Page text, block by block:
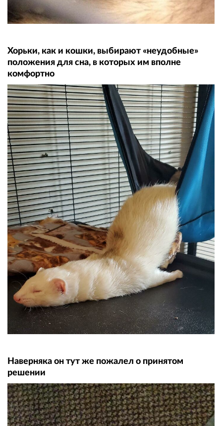
Хорьки, как и кошки, выбирают «неудобные»
положения для сна, в которых им вполне
комфортно
Наверняка он тут же пожалел о принятом
решении